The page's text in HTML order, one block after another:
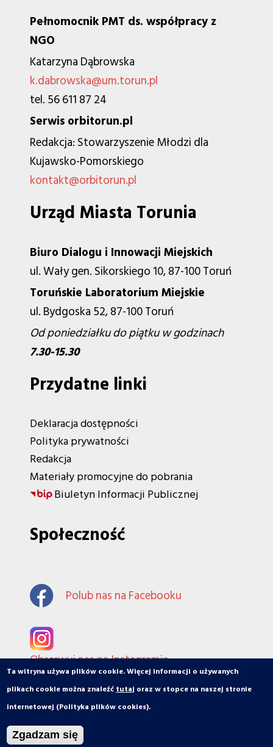
Ta witryna używa plików cookie. Więcej informacji o używanych
plikach cookie można znaleźćtutajoraz w stopce na naszej stronie
internetowej (Polityka plików cookies).
Zgadzam się
Pełnomocnik PMT ds. współpracy z
NGO
Katarzyna Dąbrowska
k.dabrowska@um.torun.pl
tel. 56 611 87 24
Serwis orbitorun.pl
Redakcja: Stowarzyszenie Młodzi dla
Kujawsko-Pomorskiego
kontakt@orbitorun.pl
Urząd Miasta Torunia
Biuro Dialogu i Innowacji Miejskich
ul. Wały gen. Sikorskiego 10, 87-100 Toruń
Toruńskie Laboratorium Miejskie
ul. Bydgoska 52, 87-100 Toruń
Od poniedziałku do piątku w godzinach
7.30-15.30
Przydatne linki
Deklaracja dostępności
Polityka prywatności
Redakcja
Materiały promocyjne do pobrania
Biuletyn Informacji Publicznej
Społeczność
Polub nas na Facebooku
Obserwuj nas na Instagramie
© orbiToruń.pl - Miasto, ludzie, organizacje
Projekt i wykonanie: